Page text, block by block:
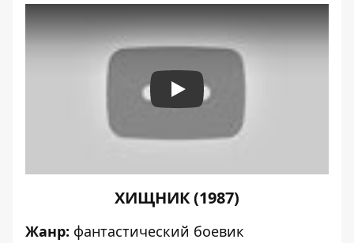
Play
ХИЩНИК (1987)
Жанр: фантастический боевик